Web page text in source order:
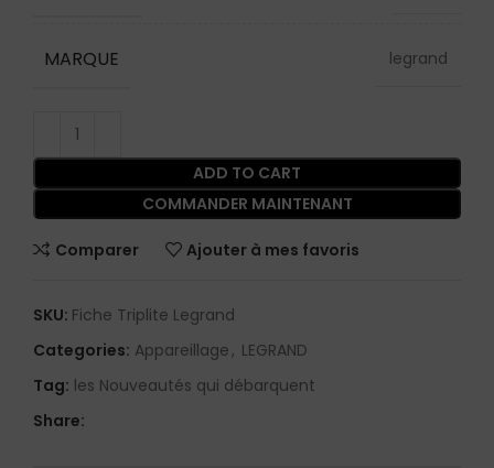
MARQUE legrand
ADD TO CART
COMMANDER MAINTENANT
Comparer Ajouter à mes favoris
SKU: Fiche Triplite Legrand
Categories: Appareillage, LEGRAND
Tag: les Nouveautés qui débarquent
Share: